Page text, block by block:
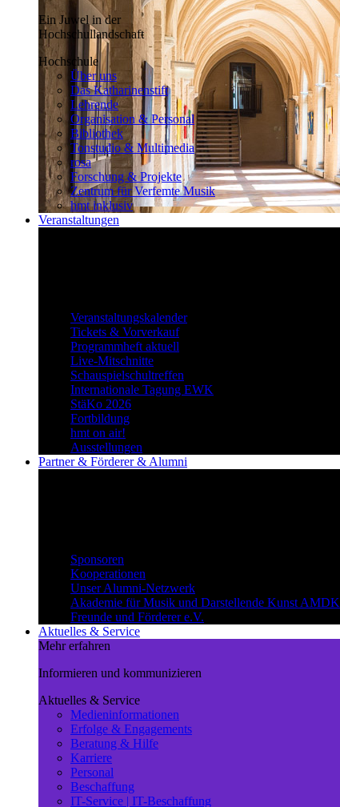
Ein Juwel in der
Hochschullandschaft
Hochschule
Über uns
Das Katharinenstift
Lehrende
Organisation & Personal
Bibliothek
Tonstudio & Multimedia
rosa
Forschung & Projekte
Zentrum für Verfemte Musik
hmt inklusiv
Veranstaltungen
Veranstaltungskalender
Tickets & Vorverkauf
Programmheft aktuell
Live-Mitschnitte
Schauspielschultreffen
Internationale Tagung EWK
StäKo 2026
Fortbildung
hmt on air!
Ausstellungen
Partner & Förderer & Alumni
Sponsoren
Kooperationen
Unser Alumni-Netzwerk
Akademie für Musik und Darstellende Kunst AMDK
Freunde und Förderer e.V.
Aktuelles & Service
Mehr erfahren
Informieren und kommunizieren
Aktuelles & Service
Medieninformationen
Erfolge & Engagements
Beratung & Hilfe
Karriere
Personal
Beschaffung
IT-Service | IT-Beschaffung